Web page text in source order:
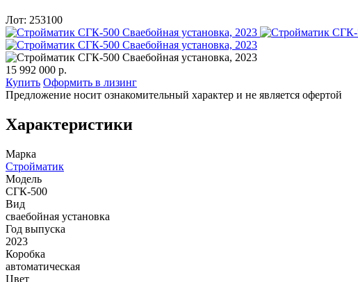
Лот: 253100
15 992 000 р.
Купить Оформить в лизинг
Предложение носит ознакомительный характер и не является офертой
Характеристики
Марка
Стройматик
Модель
СГК-500
Вид
сваебойная установка
Год выпуска
2023
Коробка
автоматическая
Цвет